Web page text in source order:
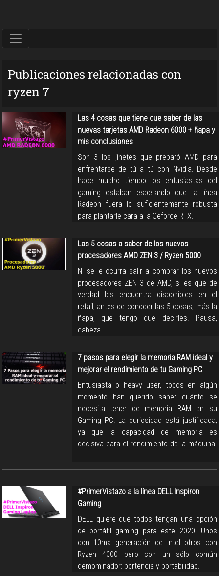
Publicaciones relacionadas con
ryzen 7
Las 4 cosas que tiene que saber de las
nuevas tarjetas AMD Radeon 6000 + ñapa y
mis conclusiones
Son 3 los jinetes que preparó AMD para
enfrentarse de tú a tú con Nvidia. Desde
hace mucho tiempo los entusiastas del
gaming estaban esperando que la línea
Radeon fuera lo suficientemente robusta
para plantarle cara a la Geforce RTX.
Las 5 cosas a saber de los nuevos
procesadores AMD ZEN 3 / Ryzen 5000
Ni se le ocurra salir a comprar los nuevos
procesadores ZEN 3 de AMD, si es que de
verdad los encuentra disponibles en el
retail, antes de conocer las 5 cosas, más la
ñapa, que tengo que decirles. Pausa,
cabeza…
7 pasos para elegir la memoria RAM ideal y
mejorar el rendimiento de tu Gaming PC
Entusiasta o heavy user, todos en algún
momento han querido saber cuánto se
necesita tener de memoria RAM en su
Gaming PC. La curiosidad está justificada,
ya que la capacidad de memoria es
decisiva para el rendimiento de la máquina.
#PrimerVistazo a la línea DELL Inspiron
Gaming
DELL quiere que todos tengan una opción
de portátil gaming para este 2020. Unos
con 10ma generación de Intel otros con
Ryzen 4000 pero con un sólo común
demominador: portencia y portabilidad.